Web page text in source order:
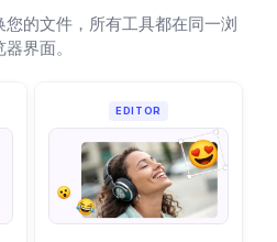
的文件，所有工具都在同一浏
器界面。
EDITOR